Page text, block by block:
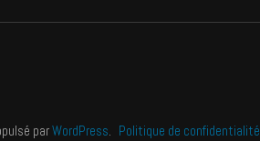
parWordPress Politique de confidentialité